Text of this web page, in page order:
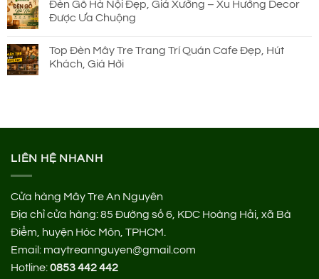
Đèn Gỗ Hà Nội Đẹp, Giá Xưởng – Xu Hướng Decor
Được Ưa Chuộng
Top Đèn Mây Tre Trang Trí Quán Cafe Đẹp, Hút
Khách, Giá Hời
LIÊN HỆ NHANH
Cửa hàng Mây Tre An Nguyên
Địa chỉ cửa hàng:85 Đường số 6, KDC Hoàng Hải, xã Bà
Điểm, huyện Hóc Môn, TPHCM.
Email: maytreannguyen@gmail.com
Hotline:0853 442 442